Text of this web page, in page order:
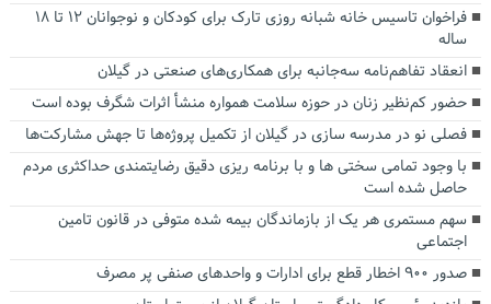
فراخوان تاسیس خانه شبانه روزی تارک برای کودکان و نوجوانان ۱۲ تا ۱۸
ساله
انعقاد تفاهم‌نامه سه‌جانبه برای همکاری‌های صنعتی در گیلان
حضور کم‌نظیر زنان در حوزه سلامت همواره منشأ اثرات شگرف بوده است
فصلی نو در مدرسه سازی در گیلان از تکمیل پروژه‌ها تا جهش مشارکت‌ها
با وجود تمامی سختی ها و با برنامه ریزی دقیق رضایتمندی حداکثری مردم
حاصل شده است
سهم مستمری هر یک از بازماندگان بیمه شده متوفی در قانون تامین
اجتماعی
صدور ۹۰۰ اخطار قطع برای ادارات و واحدهای صنفی پر مصرف